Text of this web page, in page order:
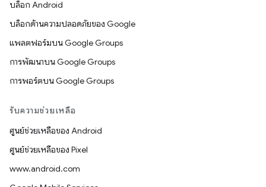
บล็อก Android
บล็อกด้านความปลอดภัยของ Google
แพลตฟอร์มบน Google Groups
การพัฒนาบน Google Groups
การพอร์ตบน Google Groups
รับความช่วยเหลือ
ศูนย์ช่วยเหลือของ Android
ศูนย์ช่วยเหลือของ Pixel
www.android.com